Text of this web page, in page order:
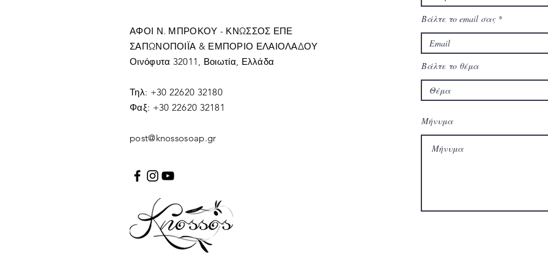
ΑΦΟΙ Ν. ΜΠΡΟΚΟΥ - ΚΝΩΣΣΟΣ ΕΠΕ
ΣΑΠΩΝΟΠΟΙΪΑ & ΕΜΠΟΡΙΟ ΕΛΑΙΟΛΑΔΟΥ
Οινόφυτα 32011, Βοιωτία, Ελλάδα
Τηλ: +30 22620 32180
Φαξ: +30 22620 32181
post@knossosoap.gr
Βάλτε το email σας
Βάλτε το θέμα
Μήνυμα